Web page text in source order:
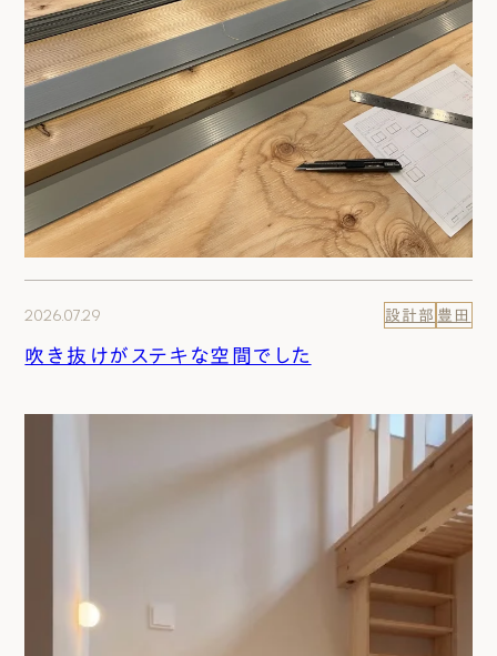
2026.07.29 設計部 豊田
吹き抜けがステキな空間でした